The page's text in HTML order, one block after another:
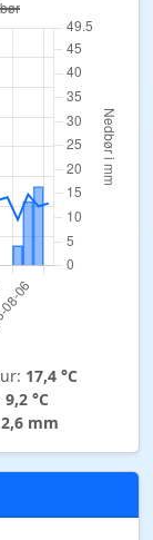
17,4 °C
9,2 °C
2,6 mm